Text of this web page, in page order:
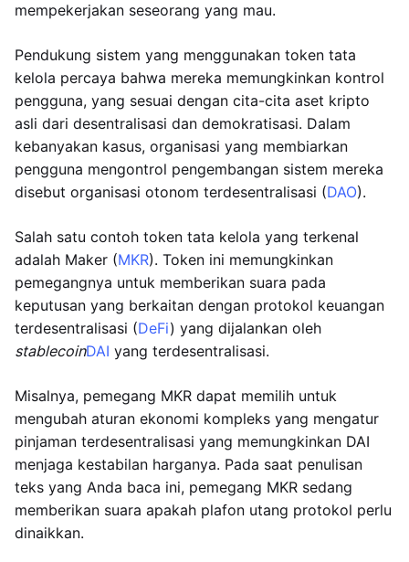
mempekerjakan seseorang yang mau.
Pendukung sistem yang menggunakan token tata
kelola percaya bahwa mereka memungkinkan kontrol
pengguna, yang sesuai dengan cita-cita aset kripto
asli dari desentralisasi dan demokratisasi. Dalam
kebanyakan kasus, organisasi yang membiarkan
pengguna mengontrol pengembangan sistem mereka
disebut organisasi otonom terdesentralisasi (DAO).
Salah satu contoh token tata kelola yang terkenal
adalah Maker (MKR). Token ini memungkinkan
pemegangnya untuk memberikan suara pada
keputusan yang berkaitan dengan protokol keuangan
terdesentralisasi (DeFi) yang dijalankan oleh
stablecoinDAI yang terdesentralisasi.
Misalnya, pemegang MKR dapat memilih untuk
mengubah aturan ekonomi kompleks yang mengatur
pinjaman terdesentralisasi yang memungkinkan DAI
menjaga kestabilan harganya. Pada saat penulisan
teks yang Anda baca ini, pemegang MKR sedang
memberikan suara apakah plafon utang protokol perlu
dinaikkan.